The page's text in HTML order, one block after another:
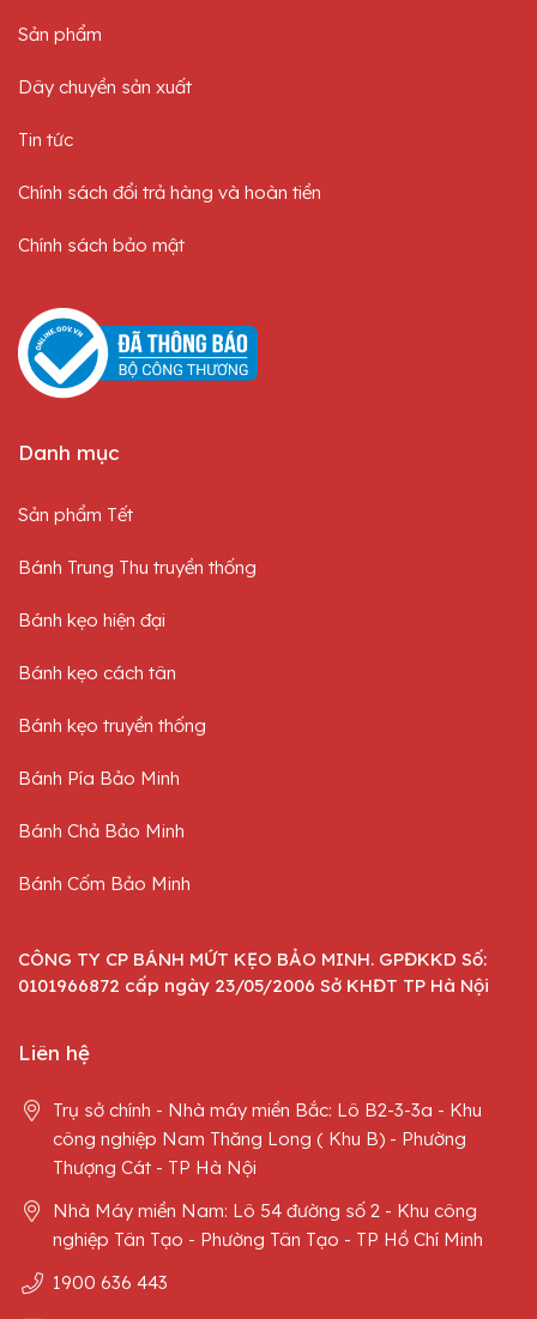
Sản phẩm
Dây chuyền sản xuất
Tin tức
Chính sách đổi trả hàng và hoàn tiền
Chính sách bảo mật
Danh mục
Sản phẩm Tết
Bánh Trung Thu truyền thống
Bánh kẹo hiện đại
Bánh kẹo cách tân
Bánh kẹo truyền thống
Bánh Pía Bảo Minh
Bánh Chả Bảo Minh
Bánh Cốm Bảo Minh
CÔNG TY CP BÁNH MỨT KẸO BẢO MINH. GPĐKKD Số:
0101966872 cấp ngày 23/05/2006 Sở KHĐT TP Hà Nội
Liên hệ
Trụ sở chính - Nhà máy miền Bắc: Lô B2-3-3a - Khu
công nghiệp Nam Thăng Long ( Khu B) - Phường
Thượng Cát - TP Hà Nội
Nhà Máy miền Nam: Lô 54 đường số 2 - Khu công
nghiệp Tân Tạo - Phường Tân Tạo - TP Hồ Chí Minh
1900 636 443